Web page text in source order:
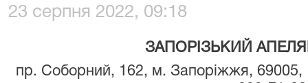
23 серпня 2022, 09:18
ЗАПОРІЗЬКИЙ
пр. Соборний, 162, м. Запоріжжя, 69005,